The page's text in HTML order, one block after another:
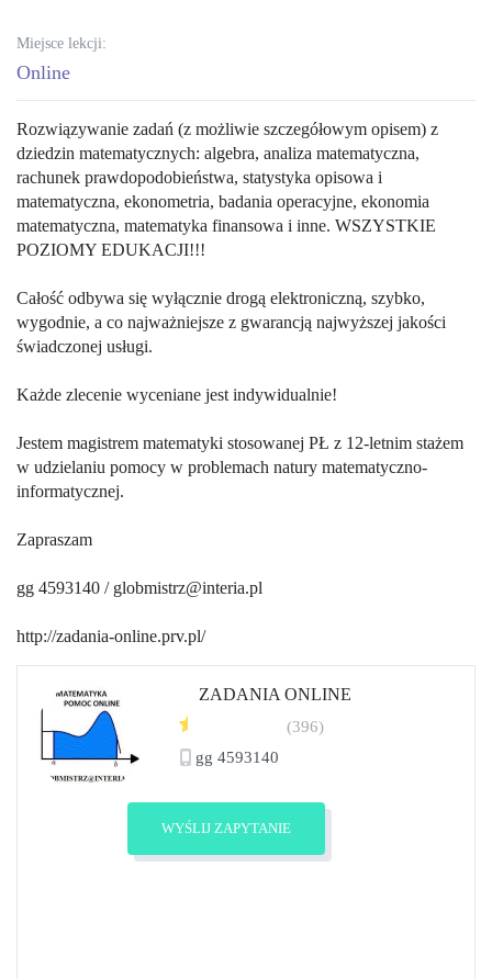
Miejsce lekcji:
Online
Rozwiązywanie zadań (z możliwie szczegółowym opisem) z
dziedzin matematycznych: algebra, analiza matematyczna,
rachunek prawdopodobieństwa, statystyka opisowa i
matematyczna, ekonometria, badania operacyjne, ekonomia
matematyczna, matematyka finansowa i inne. WSZYSTKIE
POZIOMY EDUKACJI!!!
Całość odbywa się wyłącznie drogą elektroniczną, szybko,
wygodnie, a co najważniejsze z gwarancją najwyższej jakości
świadczonej usługi.
Każde zlecenie wyceniane jest indywidualnie!
Jestem magistrem matematyki stosowanej PŁ z 12-letnim stażem
w udzielaniu pomocy w problemach natury matematyczno-
informatycznej.
Zapraszam
gg 4593140 / globmistrz@interia.pl
http://zadania-online.prv.pl/
ZADANIA ONLINE
(396)
gg 4593140
WYŚLIJ ZAPYTANIE